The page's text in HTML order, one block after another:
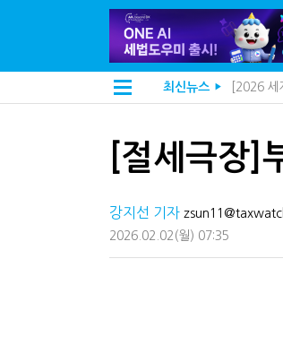
최신뉴스 ▶
[2026
해외 안
전자담배
[인터뷰]
"10년 넘
"정상 승
"세무플
배달라
상속·증
[절세극장]
강지선 기자
2026.02.02 (월) 07:35